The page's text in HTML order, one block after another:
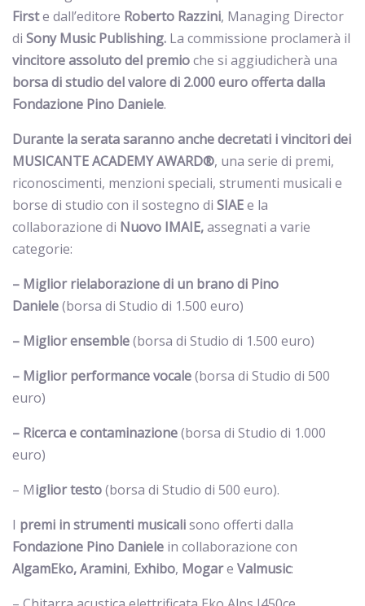
Firste dall’editore Roberto Razzini, Managing Director
di Sony Music Publishing. La commissione proclamerà il
vincitore assoluto del premioche si aggiudicherà una
borsa di studio del valore di 2.000euroofferta dalla
Fondazione Pino Daniele.
Durante la serata saranno anche decretati i vincitori dei
MUSICANTE ACADEMY AWARD®, una serie di premi,
riconoscimenti, menzioni speciali, strumenti musicali e
borse di studio con il sostegno di SIAEe la
collaborazione di Nuovo IMAIE,assegnati a varie
categorie:
– Miglior rielaborazione di un brano di Pino
Daniele(borsa di Studio di 1.500 euro)
– Miglior ensemble(borsa di Studio di 1.500 euro)
– Miglior performance vocale(borsa di Studio di 500
euro)
– Ricerca e contaminazione(borsa di Studio di 1.000
euro)
– Miglior testo(borsa di Studio di 500 euro).
I premi in strumenti musicalisono offerti dalla
Fondazione Pino Daniele in collaborazione con
AlgamEko,Aramini, Exhibo, Mogare Valmusic: